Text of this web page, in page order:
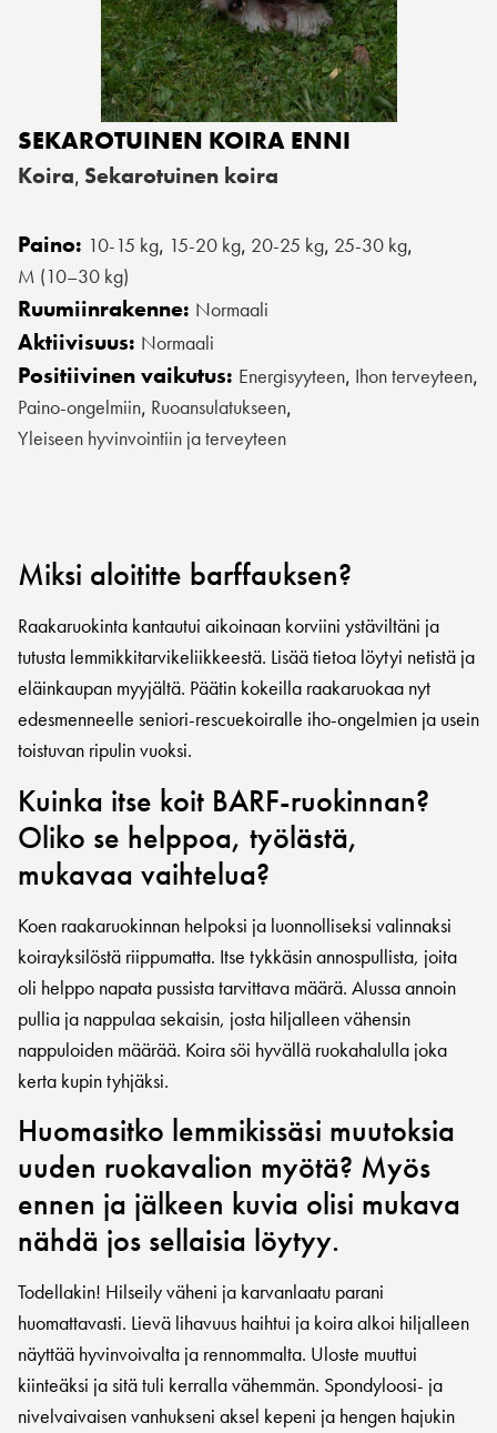
SEKAROTUINEN KOIRA ENNI
Koira, Sekarotuinen koira
Paino: 10-15 kg, 15-20 kg, 20-25 kg, 25-30 kg,
M (10–30 kg)
Ruumiinrakenne: Normaali
Aktiivisuus: Normaali
Positiivinen vaikutus: Energisyyteen, Ihon terveyteen,
Paino-ongelmiin, Ruoansulatukseen,
Yleiseen hyvinvointiin ja terveyteen
Miksi aloititte barffauksen?
Raakaruokinta kantautui aikoinaan korviini ystäviltäni ja
tutusta lemmikkitarvikeliikkeestä. Lisää tietoa löytyi netistä ja
eläinkaupan myyjältä. Päätin kokeilla raakaruokaa nyt
edesmenneelle seniori-rescuekoiralle iho-ongelmien ja usein
toistuvan ripulin vuoksi.
Kuinka itse koit BARF-ruokinnan?
Oliko se helppoa, työlästä,
mukavaa vaihtelua?
Koen raakaruokinnan helpoksi ja luonnolliseksi valinnaksi
koirayksilöstä riippumatta. Itse tykkäsin annospullista, joita
oli helppo napata pussista tarvittava määrä. Alussa annoin
pullia ja nappulaa sekaisin, josta hiljalleen vähensin
nappuloiden määrää. Koira söi hyvällä ruokahalulla joka
kerta kupin tyhjäksi.
Huomasitko lemmikissäsi muutoksia
uuden ruokavalion myötä? Myös
ennen ja jälkeen kuvia olisi mukava
nähdä jos sellaisia löytyy.
Todellakin! Hilseily väheni ja karvanlaatu parani
huomattavasti. Lievä lihavuus haihtui ja koira alkoi hiljalleen
näyttää hyvinvoivalta ja rennommalta. Uloste muuttui
kiinteäksi ja sitä tuli kerralla vähemmän. Spondyloosi- ja
nivelvaivaisen vanhukseni aksel kepeni ja hengen hajukin